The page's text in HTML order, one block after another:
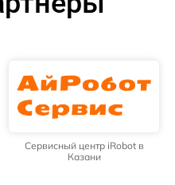
Сервисный центр iRobot в
Казани